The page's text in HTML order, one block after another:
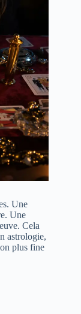
Une
Une
Cela
astrologie,
plus fine